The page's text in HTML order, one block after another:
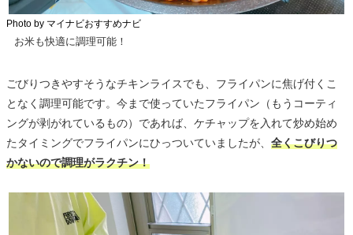
Photo by マイナビおすすめナビ
お米も快適に調理可能！
ごびりつきやすそうなチキンライスでも、フライパンに焦げ付くこ
となく調理可能です。今まで使っていたフライパン（もうコーティ
ングが剥がれているもの）であれば、ケチャップを入れて炒め始め
たタイミングでフライパンにひっついていましたが、 全くこびりつ
かないので調理がラクチン！